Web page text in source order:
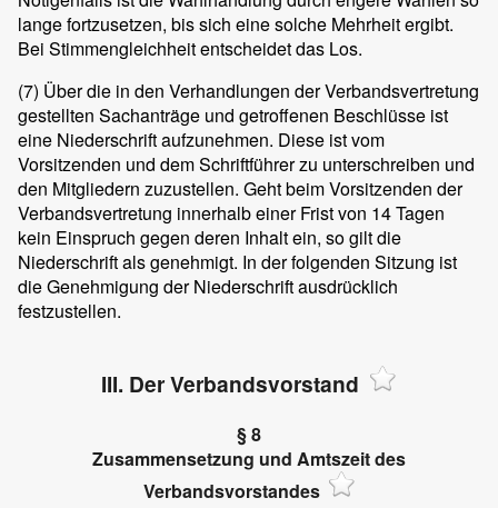
lange fortzusetzen, bis sich eine solche Mehrheit ergibt.
Bei Stimmengleichheit entscheidet das Los.
(7) Über die in den Verhandlungen der Verbandsvertretung
gestellten Sachanträge und getroffenen Beschlüsse ist
eine Niederschrift aufzunehmen. Diese ist vom
Vorsitzenden und dem Schriftführer zu unterschreiben und
den Mitgliedern zuzustellen. Geht beim Vorsitzenden der
Verbandsvertretung innerhalb einer Frist von 14 Tagen
kein Einspruch gegen deren Inhalt ein, so gilt die
Niederschrift als genehmigt. In der folgenden Sitzung ist
die Genehmigung der Niederschrift ausdrücklich
festzustellen.
III. Der Verbandsvorstand
§ 8
Zusammensetzung und Amtszeit des
Verbandsvorstandes